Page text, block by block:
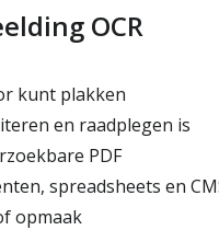
OCR
kunt plakken
en raadplegen is
PDF
spreadsheets en
opmaak